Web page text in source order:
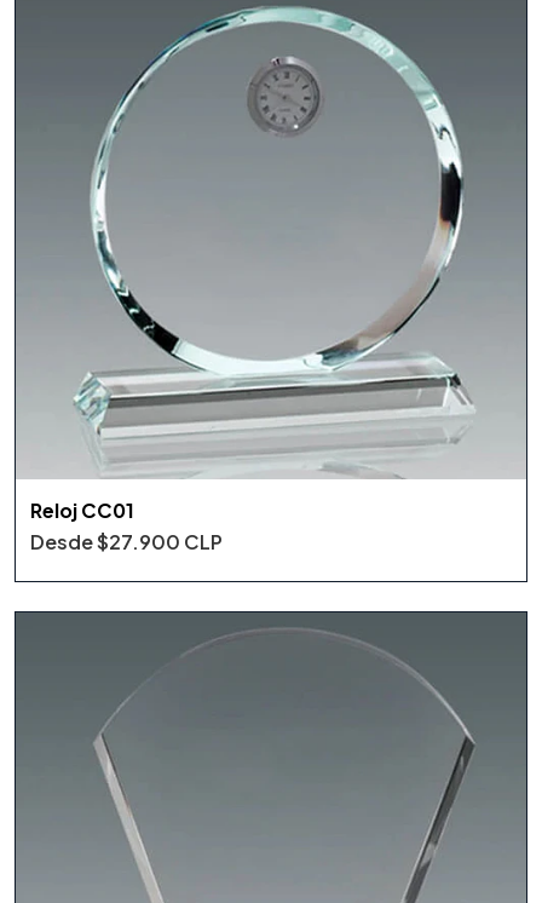
Reloj CC01
Desde$27.900 CLP